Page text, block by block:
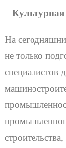
Культурная
На
не только
специалистов